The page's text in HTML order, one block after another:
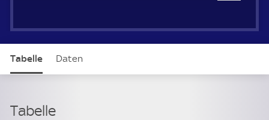
Tabelle Daten
Tabelle